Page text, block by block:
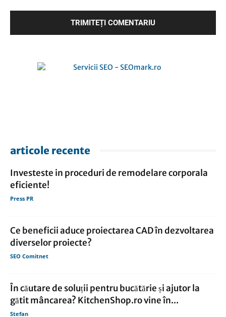
articole recente
Investeste in proceduri de remodelare corporala
eficiente!
Press PR
Ce beneficii aduce proiectarea CAD în dezvoltarea
diverselor proiecte?
SEO Comitnet
În căutare de soluții pentru bucătărie și ajutor la
gătit mâncarea? KitchenShop.ro vine în...
Stefan